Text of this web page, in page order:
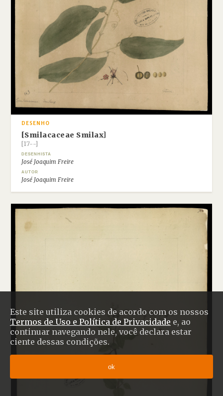
Este site utiliza cookies de acordo com os nossos
Termos de Uso e Política de Privacidade e, ao
continuar navegando nele, você declara estar
ciente dessas condições.
ok
DESENHO
[Smilacaceae Smilax]
[17--]
DESENHISTA
José Joaquim Freire
AUTOR
José Joaquim Freire